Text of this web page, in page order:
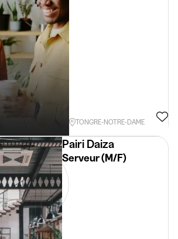
Chièvres
TONGRE-NOTRE-DAME
Pairi Daiza
Serveur (M/F)